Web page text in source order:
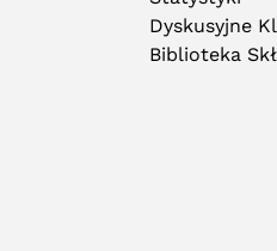
Dyskusyjne
Biblioteka